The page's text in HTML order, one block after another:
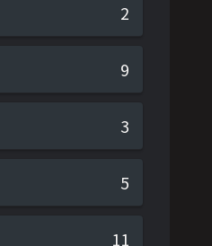
2
9
3
5
11